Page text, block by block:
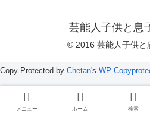
芸能人子供と息
© 2016 芸能人子供と
メニュー ホーム 検索
Copy Protected by Chetan's WP-